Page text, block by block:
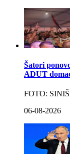
Šatori
ADUT
FOTO:
06-08-2026